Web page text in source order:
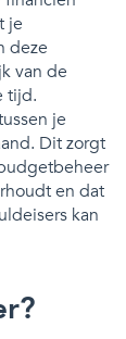
je
deze
van de
tijd.
je
Dit zorgt
en dat
kan